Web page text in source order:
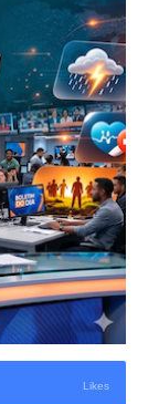
Likes